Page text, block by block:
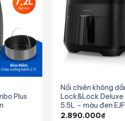
Plus
Nồi chiên không
Lock&Lock Deluxe
5.5L – màu đen
2.890.000₫